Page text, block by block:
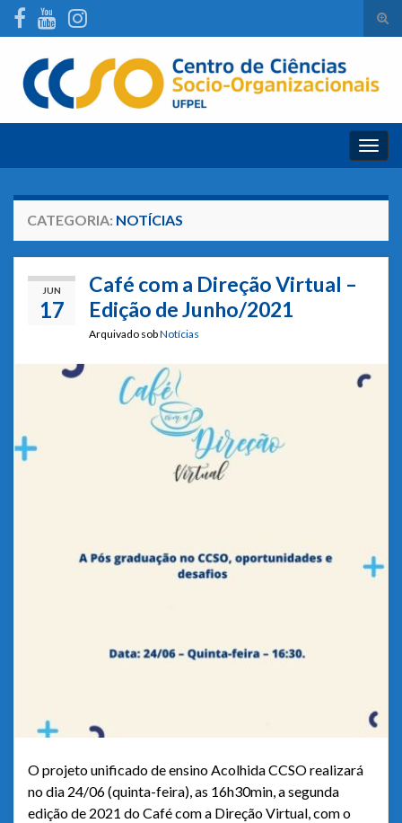
CATEGORIA: NOTÍCIAS
JUN
17
Café com a Direção Virtual –
Edição de Junho/2021
Arquivado sobNotícias
O projeto unificado de ensino Acolhida CCSO realizará
no dia 24/06 (quinta-feira), as 16h30min, a segunda
edição de 2021 do Café com a Direção Virtual, com o